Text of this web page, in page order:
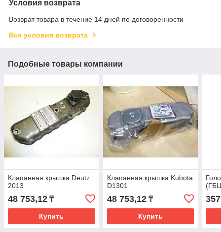
Условия возврата
Возврат товара в течение 14 дней по договоренности
Все условия возврата
Подобные товары компании
Клапанная крышка Deutz
2013
48 753,12 ₸
Купить
Клапанная крышка Kubota
D1301
48 753,12₸
Купить